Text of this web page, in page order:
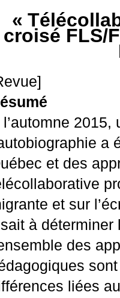
«
croisé FLS/
l’automne
et des
et sur
à déterminer
des
liées